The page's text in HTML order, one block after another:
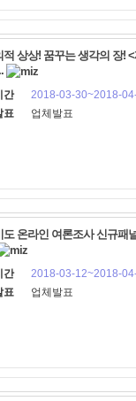
적 상상! 꿈꾸는 생각의 장! <
간
2018-03-30~2018-
표
업체발표
도 온라인 여론조사 신규패
간
2018-03-12~2018-
표
업체발표